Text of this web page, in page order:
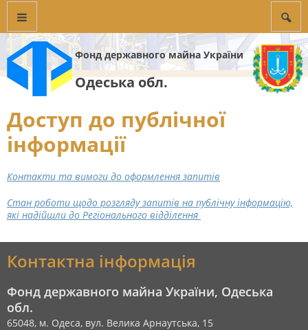
Фонд державного майна України
Одеська обл.
Доступ до публічної
інформації
Контакти та вимоги до оформлення запитів
Стан роботи щодо розгляду запитів на публічну інформацію,
які надійшли до Регіонального відділення
Контактна інформація
Фонд державного майна України, Одеська
обл.
65048, м. Одеса, вул. Велика Арнаутська, 15